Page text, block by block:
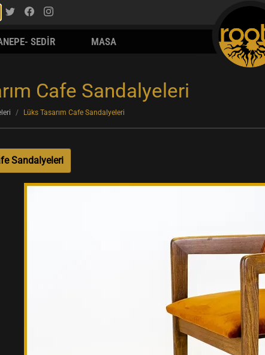
SEDİR MASA
Cafe Sandalyeleri
Lüks Tasarım Cafe Sandalyeleri
Sandalyeleri